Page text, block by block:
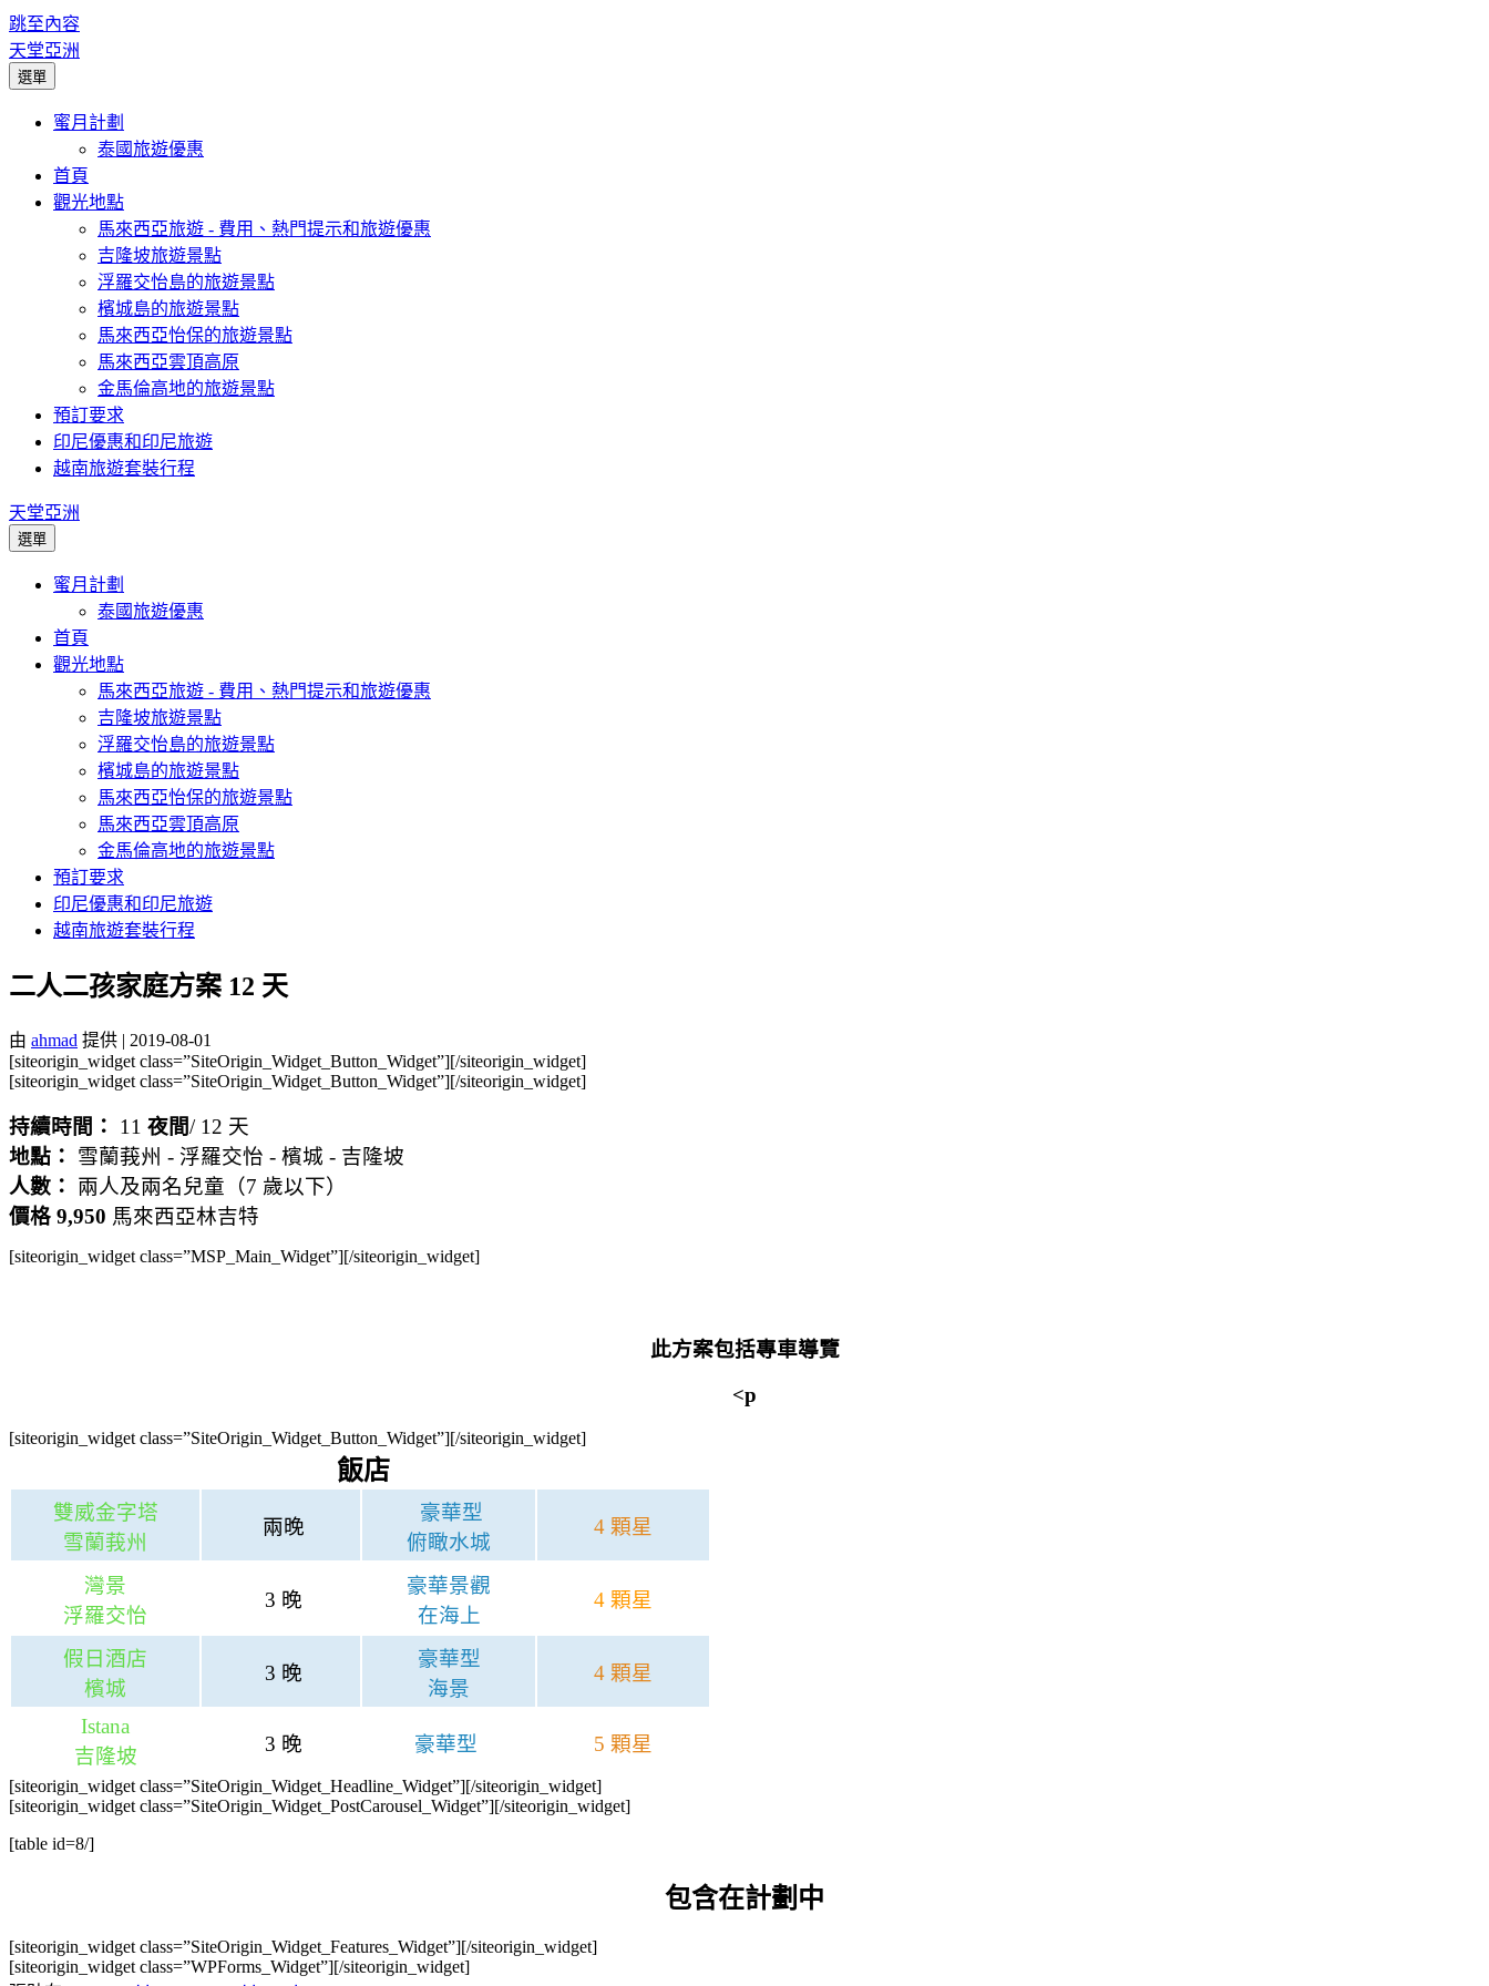
跳至內容
天堂亞洲
選單
蜜月計劃
泰國旅遊優惠
首頁
觀光地點
馬來西亞旅遊 - 費用、熱門提示和旅遊優惠
吉隆坡旅遊景點
浮羅交怡島的旅遊景點
檳城島的旅遊景點
馬來西亞怡保的旅遊景點
馬來西亞雲頂高原
金馬倫高地的旅遊景點
預訂要求
印尼優惠和印尼旅遊
越南旅遊套裝行程
天堂亞洲
選單
蜜月計劃
泰國旅遊優惠
首頁
觀光地點
馬來西亞旅遊 - 費用、熱門提示和旅遊優惠
吉隆坡旅遊景點
浮羅交怡島的旅遊景點
檳城島的旅遊景點
馬來西亞怡保的旅遊景點
馬來西亞雲頂高原
金馬倫高地的旅遊景點
預訂要求
印尼優惠和印尼旅遊
越南旅遊套裝行程
二人二孩家庭方案 12 天
由 ahmad 提供 | 2019-08-01
[siteorigin_widget class=”SiteOrigin_Widget_Button_Widget”][/siteorigin_widget]
[siteorigin_widget class=”SiteOrigin_Widget_Button_Widget”][/siteorigin_widget]
持續時間： 11 夜間/ 12 天
地點： 雪蘭莪州 - 浮羅交怡 - 檳城 - 吉隆坡
人數： 兩人及兩名兒童（7 歲以下）
價格 9,950 馬來西亞林吉特
[siteorigin_widget class=”MSP_Main_Widget”][/siteorigin_widget]
此方案包括專車導覽
<p
[siteorigin_widget class=”SiteOrigin_Widget_Button_Widget”][/siteorigin_widget]
飯店
雙威金字塔
雪蘭莪州
兩晚
豪華型
俯瞰水城
4 顆星
灣景
浮羅交怡
3 晚
豪華景觀
在海上
4 顆星
假日酒店
檳城
3 晚
豪華型
海景
4 顆星
Istana
吉隆坡
3 晚 豪華型 5 顆星
[siteorigin_widget class=”SiteOrigin_Widget_Headline_Widget”][/siteorigin_widget]
[siteorigin_widget class=”SiteOrigin_Widget_PostCarousel_Widget”][/siteorigin_widget]
[table id=8/]
包含在計劃中
[siteorigin_widget class=”SiteOrigin_Widget_Features_Widget”][/siteorigin_widget]
[siteorigin_widget class=”WPForms_Widget”][/siteorigin_widget]